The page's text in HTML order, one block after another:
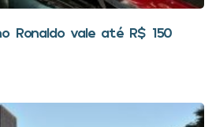
Ronaldo vale até R$ 150